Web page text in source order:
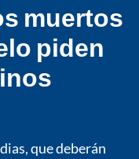
muertos
piden
que deberán